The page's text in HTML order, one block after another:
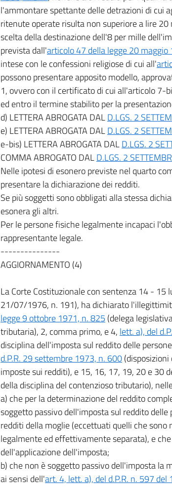
l'ammontare spettante delle detrazioni di cui
ritenute operate risulta non superiore a lire
scelta della destinazione dell'8 per mille
prevista dall'articolo 47 della legge 20 maggio
intese con le confessioni religiose di cui all'
possono presentare apposito modello,
1, ovvero con il certificato di cui all'articolo 7-
ed entro il termine stabilito per la
d) LETTERA ABROGATA DALD.LGS. 2
e) LETTERA ABROGATA DALD.LGS. 2
e-bis) LETTERA ABROGATA DALD.LGS. 2
COMMA ABROGATO DALD.LGS. 2
Nelle ipotesi di esonero previste nel quarto
presentare la dichiarazione dei redditi.
Se più soggetti sono obbligati alla stessa
esonera gli altri.
Per le persone fisiche legalmente incapaci
rappresentante legale.
---------------
AGGIORNAMENTO (4)
La Corte Costituzionale con sentenza 14 - 15
21/07/1976, n. 191), ha dichiarato
legge 9 ottobre 1971, n. 825 (delega
tributaria), 2, comma primo, e 4, lett. a), del
disciplina dell'imposta sul reddito delle
d.P.R. 29 settembre 1973, n. 600
imposte sui redditi), e 15, 16, 17, 19, 20 e 30
della disciplina del contenzioso tributario),
a) che per la determinazione del reddito
soggetto passivo dell'imposta sul reddito
redditi della moglie (eccettuati quelli che
legalmente ed effettivamente separata), e
dell'applicazione dell'imposta;
b) che non è soggetto passivo dell'imposta la
ai sensi dell'art. 4, lett. a), del d.P.R. n. 597 del